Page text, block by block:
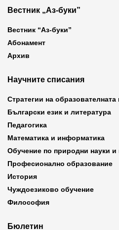
Вестник „Аз-буки”
Вестник “Аз-буки”
Абонамент
Архив
Научните списания
Стратегии на образователната
Български език и литература
Педагогика
Математика и информатика
Обучение по природни науки
Професионално образование
История
Чуждоезиково обучение
Философия
Бюлетин